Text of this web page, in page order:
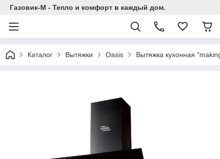
Газовик-М - Тепло и комфорт в каждый дом.
Каталог Вытяжки Oasis Вытяжка кухонная